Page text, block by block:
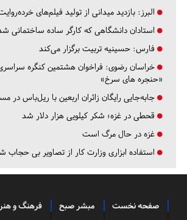
البرز: بازدید میدانی از تولید فیلم‌های
استادان دانشگاهی که کارگر ساده ساختمانی
فارس: حسینیه تربیت برگزار می‌کند
خراسان رضوی: فراخوان هشتمین کنگره
«حنجره های سرخ»
جابه‌جایی رایگان زائران اربعین با ریل‌باس
قحطی در غزه؛ شکر کیلویی هزار دلار شد
غزه در حال مرگ است
استفاده ابزاری وزارت کار از تصاویر بی حجاب
صفحه نخست مبشر صبح فرهنگ و هنر